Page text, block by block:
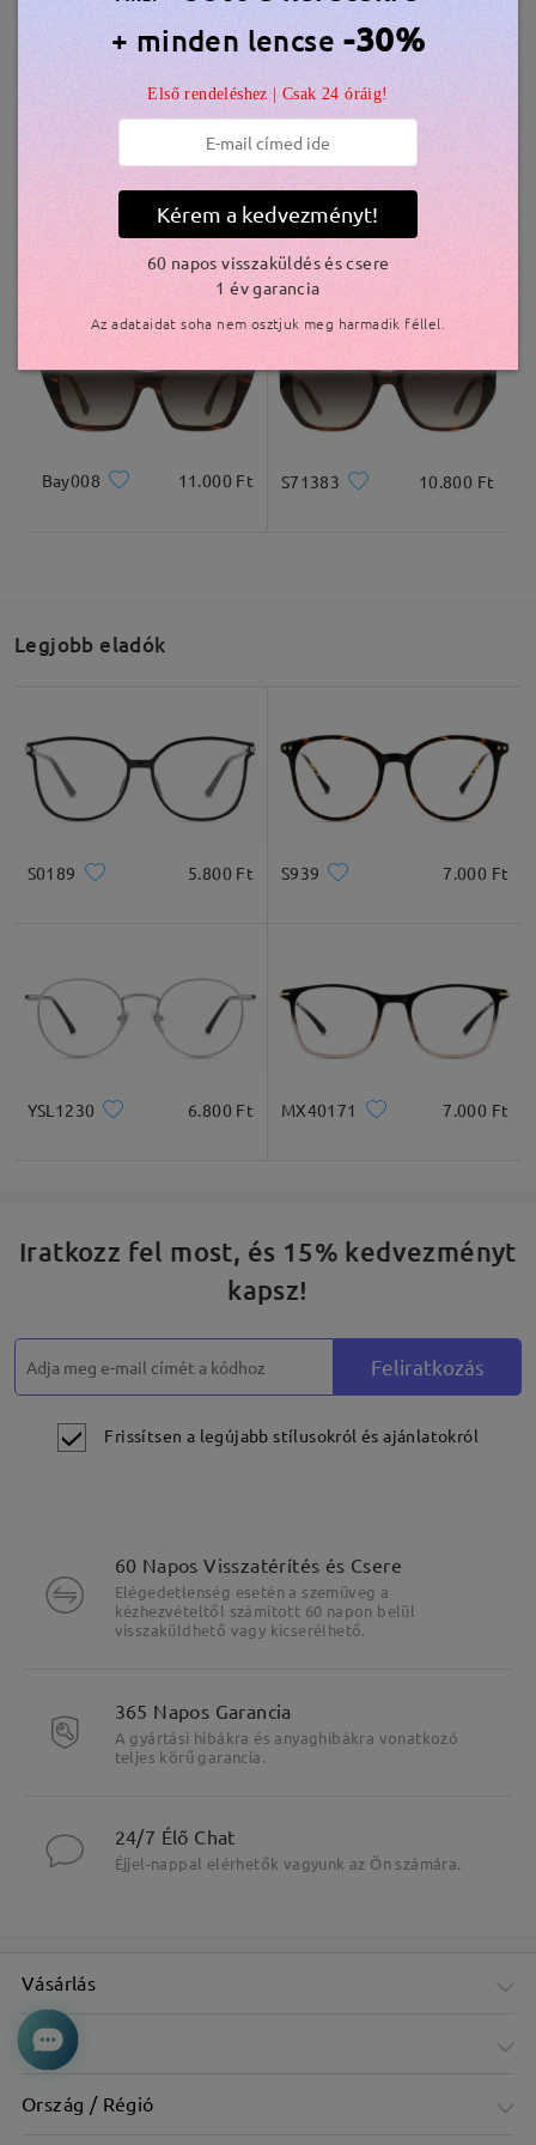
szállítási idő
5-7 munkanap részletek
Kiszállítva
Hasonló keretek
S21643 10.500 Ft Bay025 11.000 Ft
Bay008 11.000 Ft S71383 10.800 Ft
Legjobb eladók
S0189 5.800 Ft S939 7.000 Ft
YSL1230 6.800 Ft MX40171 7.000 Ft
Iratkozz fel most, és 15% kedvezményt
kapsz!
Feliratkozás
Frissítsen a legújabb stílusokról és ajánlatokról
60 Napos Visszatérítés és Csere
Elégedetlenség esetén a szemüveg a
kézhezvételtől számított 60 napon belül
visszaküldhető vagy kicserélhető.
365 Napos Garancia
A gyártási hibákra és anyaghibákra vonatkozó
teljes körű garancia.
24/7 Élő Chat
Éjjel-nappal elérhetők vagyunk az Ön számára.
Vásárlás
Cég
Ország / Régió
+ minden lencse -30%
Első rendeléshez | Csak 24 óráig!
Kérem a kedvezményt!
60 napos visszaküldés és csere
1 év garancia
Az adataidat soha nem osztjuk meg harmadik féllel.